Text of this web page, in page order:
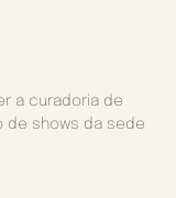
a curadoria de
de shows da sede